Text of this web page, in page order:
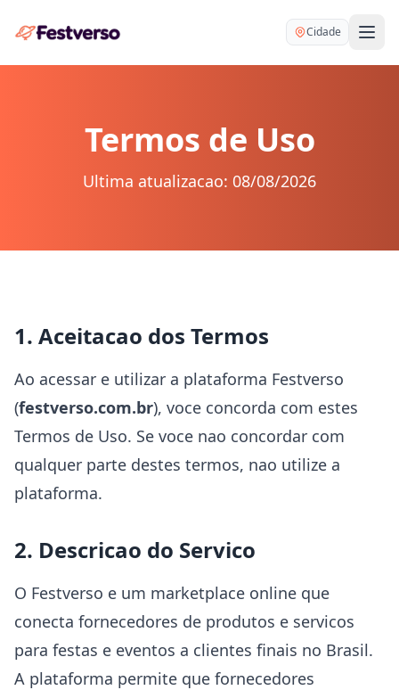
Cidade
Mesas e cadeiras
Fotógrafo
Recreação
Buffet infantil
Chácaras
Termos de Uso
Ultima atualizacao: 08/08/2026
1. Aceitacao dos Termos
Ao acessar e utilizar a plataforma Festverso
(festverso.com.br), voce concorda com estes
Termos de Uso. Se voce nao concordar com
qualquer parte destes termos, nao utilize a
plataforma.
2. Descricao do Servico
O Festverso e um marketplace online que
conecta fornecedores de produtos e servicos
para festas e eventos a clientes finais no Brasil.
A plataforma permite que fornecedores